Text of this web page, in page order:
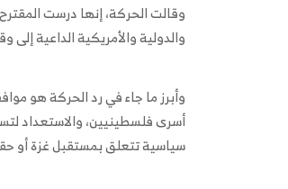
وقالت الحركة، إنها درست
والدولية والأمريكية الداعية
وأبرز ما جاء في رد الحركة هو
أسرى فلسطينيين، والاستعداد
سياسية تتعلق بمستقبل غزة